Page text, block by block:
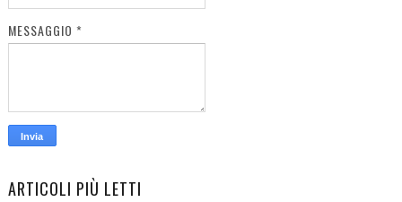
MESSAGGIO *
ARTICOLI PIÙ LETTI